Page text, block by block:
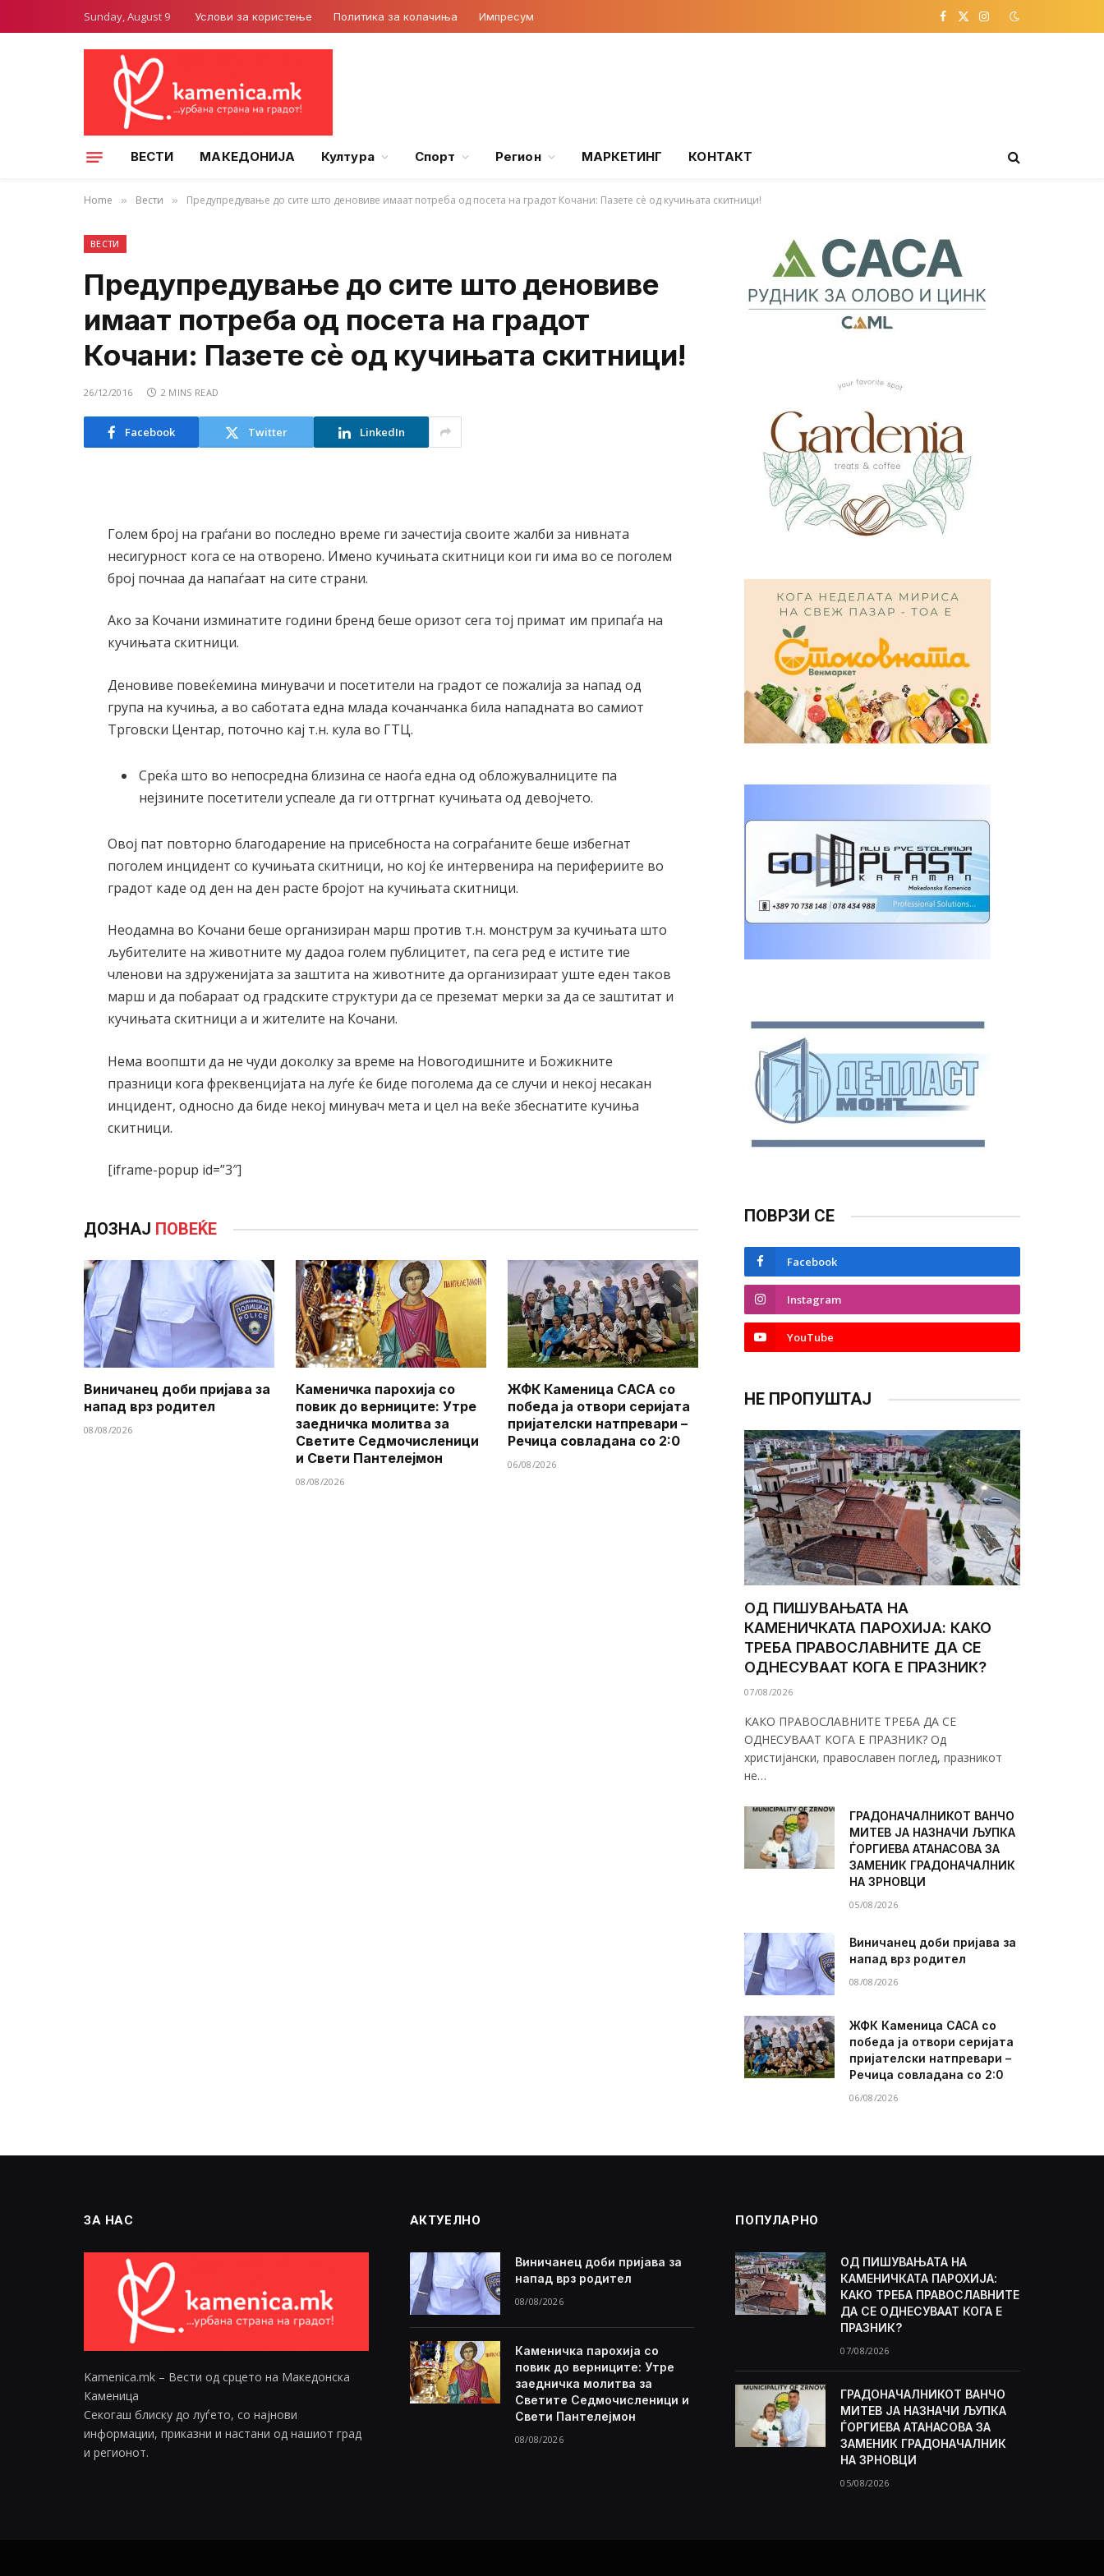
Sunday, August 9 Услови за користење Политика за колачиња Импресум Facebook
X
Instagram
ВЕСТИ МАКЕДОНИЈА Култура Спорт Регион МАРКЕТИНГ КОНТАКТ
Home » Вести » Предупредување до сите што деновиве имаат потреба од посета на градот Кочани: Пазете сè од кучињата скитници!
ВЕСТИ
Предупредување до сите што деновиве
имаат потреба од посета на градот
Кочани: Пазете сè од кучињата скитници!
26/12/2016 2 MINS READ
Facebook Twitter LinkedIn
Голем број на граѓани во последно време ги зачестија своите жалби за нивната
несигурност кога се на отворено. Имено кучињата скитници кои ги има во се поголем
број почнаа да напаѓаат на сите страни.
Ако за Кочани изминатите години бренд беше оризот сега тој примат им припаѓа на
кучињата скитници.
Деновиве повеќемина минувачи и посетители на градот се пожалија за напад од
група на кучиња, а во саботата една млада кочанчанка била нападната во самиот
Трговски Центар, поточно кај т.н. кула во ГТЦ.
Среќа што во непосредна близина се наоѓа една од обложувалниците па
нејзините посетители успеале да ги оттргнат кучињата од девојчето.
Овој пат повторно благодарение на присебноста на сограѓаните беше избегнат
поголем инцидент со кучињата скитници, но кој ќе интервенира на перифериите во
градот каде од ден на ден расте бројот на кучињата скитници.
Неодамна во Кочани беше организиран марш против т.н. монструм за кучињата што
љубителите на животните му дадоа голем публицитет, па сега ред е истите тие
членови на здруженијата за заштита на животните да организираат уште еден таков
марш и да побараат од градските структури да се преземат мерки за да се заштитат и
кучињата скитници а и жителите на Кочани.
Нема воопшти да не чуди доколку за време на Новогодишните и Божикните
празници кога фреквенцијата на луѓе ќе биде поголема да се случи и некој несакан
инцидент, односно да биде некој минувач мета и цел на веќе збеснатите кучиња
скитници.
[iframe-popup id=”3″]
ДОЗНАЈ ПОВЕЌЕ
Виничанец доби пријава за
напад врз родител
08/08/2026
Каменичка парохија со
повик до верниците: Утре
заедничка молитва за
Светите Седмочисленици
и Свети Пантелејмон
08/08/2026
ЖФК Каменица САСА со
победа ја отвори серијата
пријателски натпревари –
Речица совладана со 2:0
06/08/2026
ПОВРЗИ СЕ
Facebook
Instagram
YouTube
НЕ ПРОПУШТАЈ
ОД ПИШУВАЊАТА НА
КАМЕНИЧКАТА ПАРОХИЈА: КАКО
ТРЕБА ПРАВОСЛАВНИТЕ ДА СЕ
ОДНЕСУВААТ КОГА Е ПРАЗНИК?
07/08/2026
КАКО ПРАВОСЛАВНИТЕ ТРЕБА ДА СЕ
ОДНЕСУВААТ КОГА Е ПРАЗНИК? Од
христијански, православен поглед, празникот
не…
ГРАДОНАЧАЛНИКОТ ВАНЧО
МИТЕВ ЈА НАЗНАЧИ ЉУПКА
ЃОРГИЕВА АТАНАСОВА ЗА
ЗАМЕНИК ГРАДОНАЧАЛНИК
НА ЗРНОВЦИ
05/08/2026
Виничанец доби пријава за
напад врз родител
08/08/2026
ЖФК Каменица САСА со
победа ја отвори серијата
пријателски натпревари –
Речица совладана со 2:0
06/08/2026
ЗА НАС
Kamenica.mk – Вести од срцето на Македонска
Каменица
Секогаш блиску до луѓето, со најнови
информации, приказни и настани од нашиот град
и регионот.
АКТУЕЛНО
Виничанец доби пријава за
напад врз родител
08/08/2026
Каменичка парохија со
повик до верниците: Утре
заедничка молитва за
Светите Седмочисленици и
Свети Пантелејмон
08/08/2026
ПОПУЛАРНО
ОД ПИШУВАЊАТА НА
КАМЕНИЧКАТА ПАРОХИЈА:
КАКО ТРЕБА ПРАВОСЛАВНИТЕ
ДА СЕ ОДНЕСУВААТ КОГА Е
ПРАЗНИК?
07/08/2026
ГРАДОНАЧАЛНИКОТ ВАНЧО
МИТЕВ ЈА НАЗНАЧИ ЉУПКА
ЃОРГИЕВА АТАНАСОВА ЗА
ЗАМЕНИК ГРАДОНАЧАЛНИК
НА ЗРНОВЦИ
05/08/2026